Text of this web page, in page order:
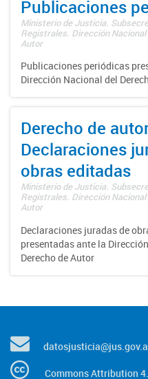
Publicaciones
Ministerio de Justicia.
Registrales. Dirección Nacional
Autor
Publicaciones periódicas
Dirección Nacional del
Derecho de
Declaraciones
obras editadas
Ministerio de Justicia.
Registrales. Dirección Nacional
Autor
Declaraciones juradas de
presentadas ante la
Derecho de Autor
Commons Attribution